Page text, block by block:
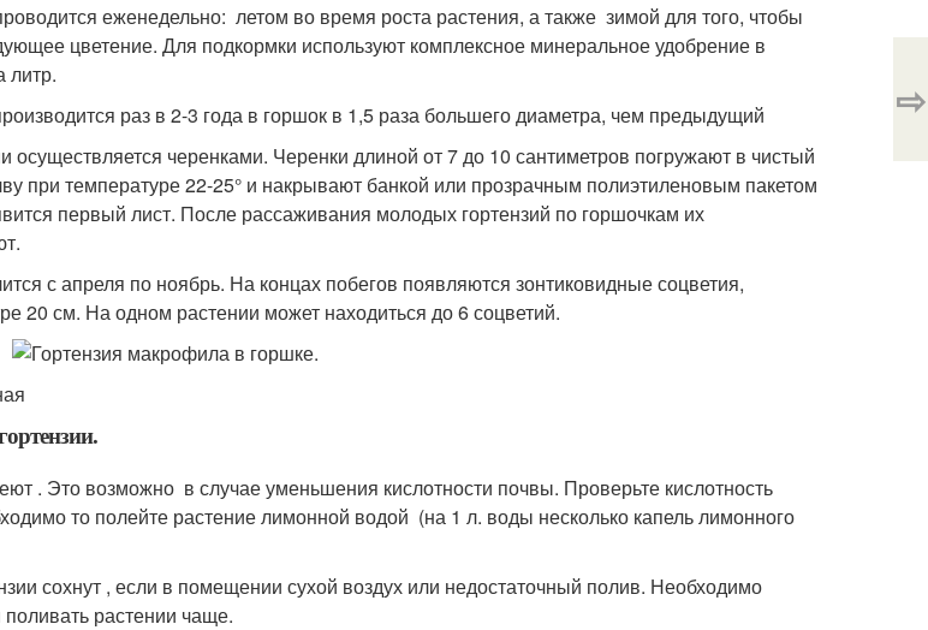
еженедельно: летом во время роста растения, а также зимой для того, чтобы
цветение. Для подкормки используют комплексное минеральное удобрение в
литр.
раз в 2-3 года в горшок в 1,5 раза большего диаметра, чем предыдущий
осуществляется черенками. Черенки длиной от 7 до 10 сантиметров погружают в чистый
при температуре 22-25° и накрывают банкой или прозрачным полиэтиленовым пакетом
первый лист. После рассаживания молодых гортензий по горшочкам их
с апреля по ноябрь. На концах побегов появляются зонтиковидные соцветия,
20 см. На одном растении может находиться до 6 соцветий.
. Это возможно в случае уменьшения кислотности почвы. Проверьте кислотность
то полейте растение лимонной водой (на 1 л. воды несколько капель лимонного
сохнут , если в помещении сухой воздух или недостаточный полив. Необходимо
растении чаще.
⇨